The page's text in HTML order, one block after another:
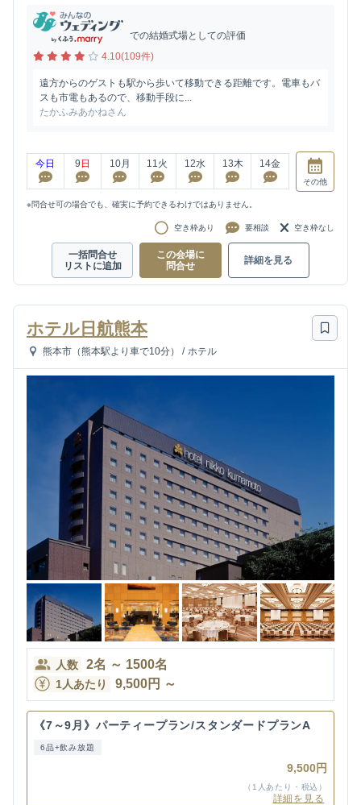
での結婚式場としての評価
4.10(109件)
遠方からのゲストも駅から歩いて移動できる距離です。電車もバ
スも市電もあるので、移動手段に...
たかふみあかねさん
今日 9 日 10月 11火 12水 13木 14金
その他
※問合せ可の場合でも、確実に予約できるわけではありません。
空き枠あり 要相談 空き枠なし
一括問合せ
リストに追加
この会場に
問合せ
詳細を見る
ホテル日航熊本
熊本市（熊本駅より車で10分） / ホテル
人数 2名 ～ 1500名
1人あたり 9,500円 ～
《7～9月》パーティープラン/スタンダードプランA
6品+飲み放題
9,500円
（1人あたり・税込）
詳細を見る